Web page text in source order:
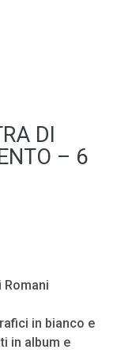
DI
– 6
Romani
in bianco e
in album e